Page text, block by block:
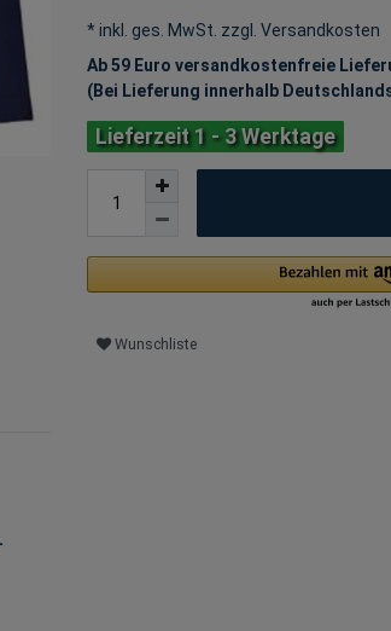
* inkl. ges. MwSt. zzgl.
Versandkosten
Ab 59 Euro versandkostenfreie
(Bei Lieferung innerhalb
Lieferzeit 1 - 3 Werktage
Wunschliste